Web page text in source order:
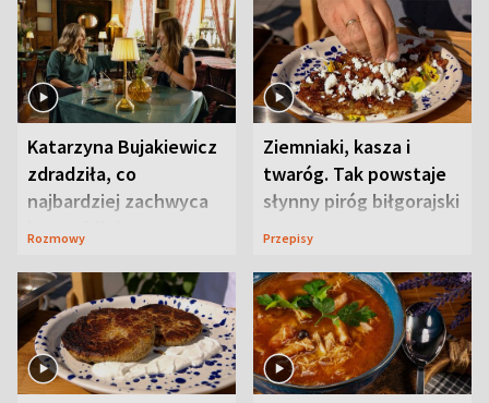
Katarzyna Bujakiewicz
zdradziła, co
najbardziej zachwyca
ją w Lublinie
Rozmowy
Ziemniaki, kasza i
twaróg. Tak powstaje
słynny piróg biłgorajski
Przepisy